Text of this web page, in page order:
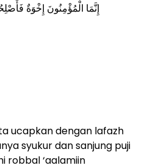
إِنَّمَا الْمُؤْمِنُونَ إِخْوَةٌ
ucapkan dengan lafazh
syukur dan sanjung puji
robbal ‘aalamiin